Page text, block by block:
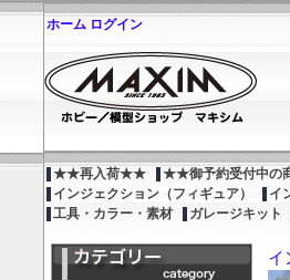
ホーム ログイン
★★再入荷★★ ★★御予約受付中の
インジェクション（フィギュア）
イ
工具・カラー・素材
ガレージキット
イ